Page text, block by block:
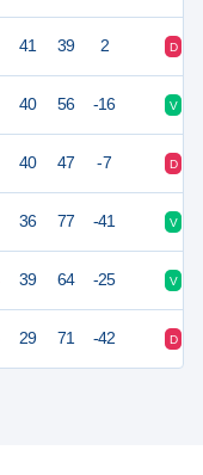
41 39 2 D
40 56 -16 V
40 47 -7 D
36 77 -41 V
39 64 -25 V
29 71 -42 D